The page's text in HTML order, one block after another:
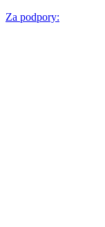
Za podpory: